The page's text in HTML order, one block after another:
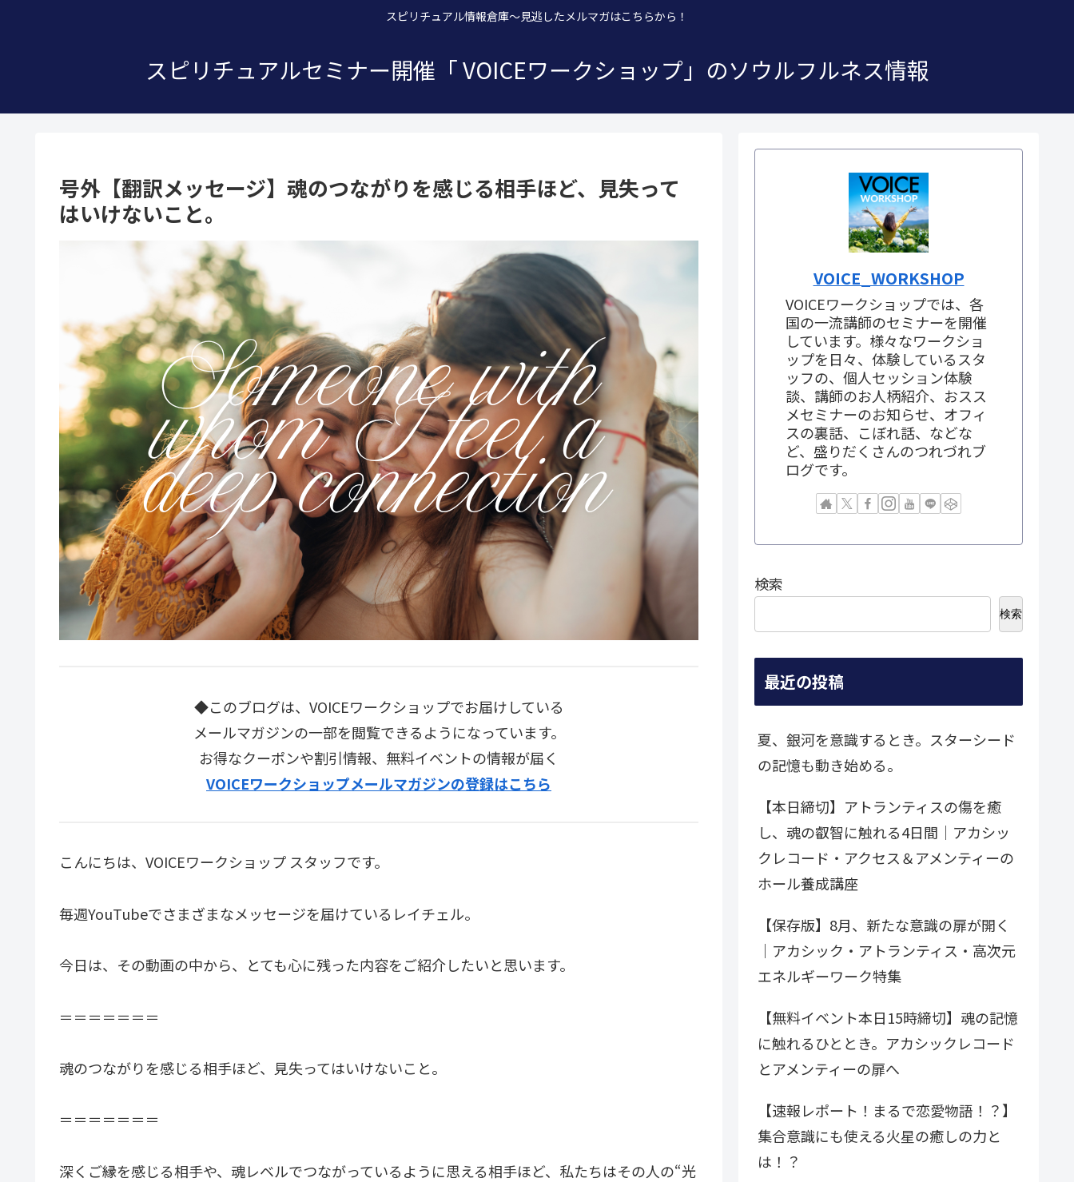
スピリチュアル情報倉庫～見逃したメルマガはこちらから！
スピリチュアルセミナー開催「 VOICEワークショップ」のソウルフルネス情報
号外【翻訳メッセージ】魂のつながりを感じる相手ほど、見失って
はいけないこと。
◆このブログは、VOICEワークショップでお届けしている
メールマガジンの一部を閲覧できるようになっています。
お得なクーポンや割引情報、無料イベントの情報が届く
VOICEワークショップメールマガジンの登録はこちら
こんにちは、VOICEワークショップ スタッフです。
毎週YouTubeでさまざまなメッセージを届けているレイチェル。
今日は、その動画の中から、とても心に残った内容をご紹介したいと思います。
＝＝＝＝＝＝＝
魂のつながりを感じる相手ほど、見失ってはいけないこと。
＝＝＝＝＝＝＝
深くご縁を感じる相手や、魂レベルでつながっているように思える相手ほど、私たちはその人の“光
VOICE_WORKSHOP
VOICEワークショップでは、各
国の一流講師のセミナーを開催
しています。様々なワークショ
ップを日々、体験しているスタ
ッフの、個人セッション体験
談、講師のお人柄紹介、おスス
メセミナーのお知らせ、オフィ
スの裏話、こぼれ話、などな
ど、盛りだくさんのつれづれブ
ログです。
検索
検索
最近の投稿
夏、銀河を意識するとき。スターシード
の記憶も動き始める。
【本日締切】アトランティスの傷を癒
し、魂の叡智に触れる4日間｜アカシッ
クレコード・アクセス＆アメンティーの
ホール養成講座
【保存版】8月、新たな意識の扉が開く
｜アカシック・アトランティス・高次元
エネルギーワーク特集
【無料イベント本日15時締切】魂の記憶
に触れるひととき。アカシックレコード
とアメンティーの扉へ
【速報レポート！まるで恋愛物語！？】
集合意識にも使える火星の癒しの力と
は！？